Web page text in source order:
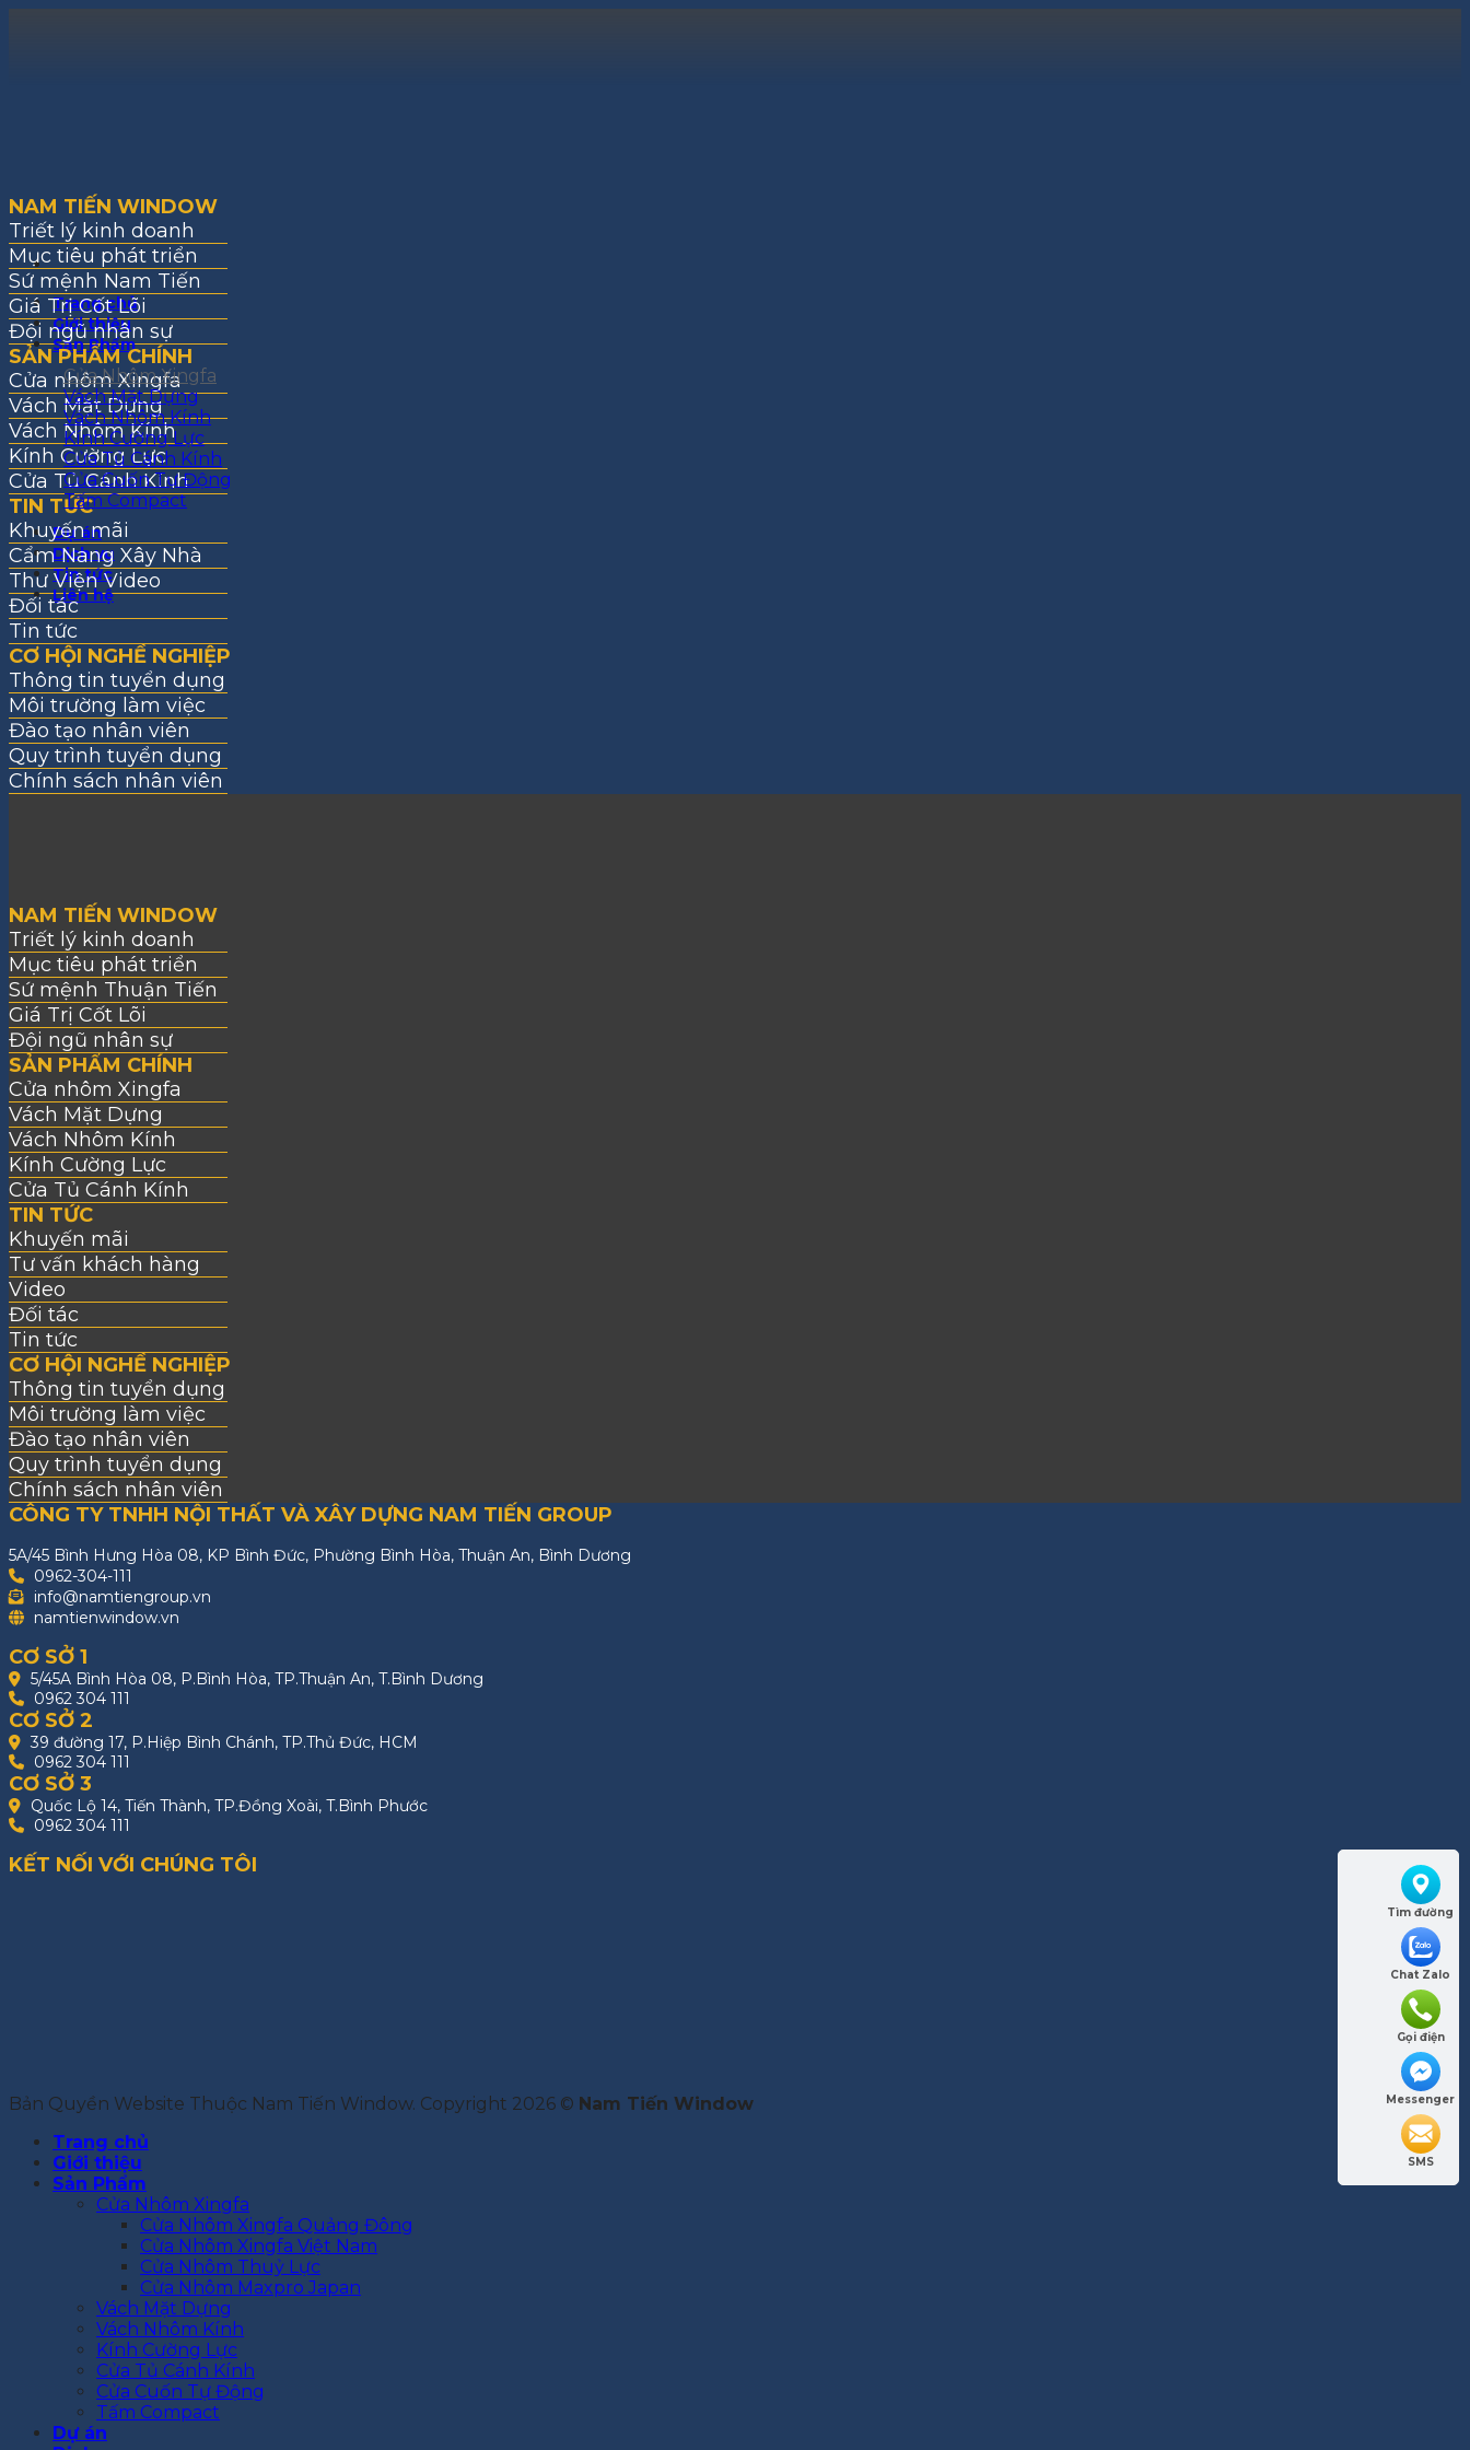
Trang chủ
Giới thiệu
Sản Phẩm
Cửa Nhôm Xingfa
Vách Mặt Dựng
Vách Nhôm Kính
Kính Cường Lực
Cửa Tủ Cánh Kính
Cửa Cuốn Tự Động
Tấm Compact
Dự án
Dịch vụ
Tin tức
Liên hệ
NAM TIẾN WINDOW
Triết lý kinh doanh
Mục tiêu phát triển
Sứ mệnh Nam Tiến
Giá Trị Cốt Lõi
Đội ngũ nhân sự
SẢN PHẨM CHÍNH
Cửa nhôm Xingfa
Vách Mặt Dựng
Vách Nhôm Kính
Kính Cường Lực
Cửa Tủ Cánh Kính
TIN TỨC
Khuyến mãi
Cẩm Nang Xây Nhà
Thư Viện Video
Đối tác
Tin tức
CƠ HỘI NGHỀ NGHIỆP
Thông tin tuyển dụng
Môi trường làm việc
Đào tạo nhân viên
Quy trình tuyển dụng
Chính sách nhân viên
NAM TIẾN WINDOW
Triết lý kinh doanh
Mục tiêu phát triển
Sứ mệnh Thuận Tiến
Giá Trị Cốt Lõi
Đội ngũ nhân sự
SẢN PHẨM CHÍNH
Cửa nhôm Xingfa
Vách Mặt Dựng
Vách Nhôm Kính
Kính Cường Lực
Cửa Tủ Cánh Kính
TIN TỨC
Khuyến mãi
Tư vấn khách hàng
Video
Đối tác
Tin tức
CƠ HỘI NGHỀ NGHIỆP
Thông tin tuyển dụng
Môi trường làm việc
Đào tạo nhân viên
Quy trình tuyển dụng
Chính sách nhân viên
CÔNG TY TNHH NỘI THẤT VÀ XÂY DỰNG NAM TIẾN GROUP
5A/45 Bình Hưng Hòa 08, KP Bình Đức, Phường Bình Hòa, Thuận An, Bình Dương
0962-304-111
info@namtiengroup.vn
namtienwindow.vn
CƠ SỞ 1
5/45A Bình Hòa 08, P.Bình Hòa, TP.Thuận An, T.Bình Dương
0962 304 111
CƠ SỞ 2
39 đường 17, P.Hiệp Bình Chánh, TP.Thủ Đức, HCM
0962 304 111
CƠ SỞ 3
Quốc Lộ 14, Tiến Thành, TP.Đồng Xoài, T.Bình Phước
0962 304 111
KẾT NỐI VỚI CHÚNG TÔI
Tìm đường
Chat Zalo
Gọi điện
Messenger
SMS
Bản Quyền Website Thuộc Nam Tiến Window. Copyright 2026 © Nam Tiến Window
Trang chủ
Giới thiệu
Sản Phẩm
Cửa Nhôm Xingfa
Cửa Nhôm Xingfa Quảng Đông
Cửa Nhôm Xingfa Việt Nam
Cửa Nhôm Thuỷ Lực
Cửa Nhôm Maxpro Japan
Vách Mặt Dựng
Vách Nhôm Kính
Kính Cường Lực
Cửa Tủ Cánh Kính
Cửa Cuốn Tự Động
Tấm Compact
Dự án